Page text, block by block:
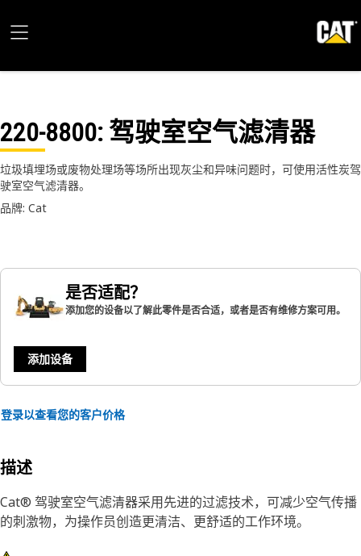
220-8800: 驾驶室空气滤清器
垃圾填埋场或废物处理场等场所出现灰尘和异味问题时，可使用活性炭驾
驶室空气滤清器。
品牌: Cat
是否适配？
添加您的设备以了解此零件是否合适，或者是否有维修方案可用。
添加设备
登录以查看您的客户价格
描述
Cat® 驾驶室空气滤清器采用先进的过滤技术，可减少空气传播
的刺激物，为操作员创造更清洁、更舒适的工作环境。